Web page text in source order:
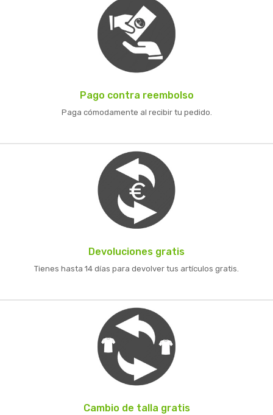
Pago contra reembolso
Paga cómodamente al recibir tu pedido.
Devoluciones gratis
Tienes hasta 14 días para devolver tus artículos gratis.
Cambio de talla gratis